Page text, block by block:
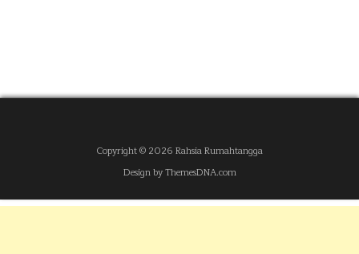
Copyright © 2026 Rahsia Rumahtangga
Design by ThemesDNA.com